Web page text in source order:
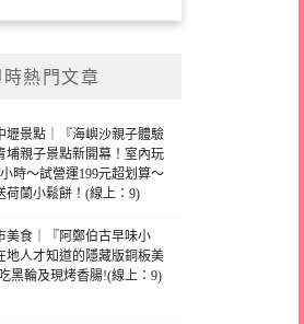
熱門文章
壢景點｜『海嶼沙親子體驗
埔親子景點新開幕！室內玩
時～試營運199元超划算～
荷蘭小鬆餅！(線上：9)
美食｜『阿鄭伯古早味小
地人才知道的隱藏版銅板美
黑輪及現烤香腸!(線上：9)